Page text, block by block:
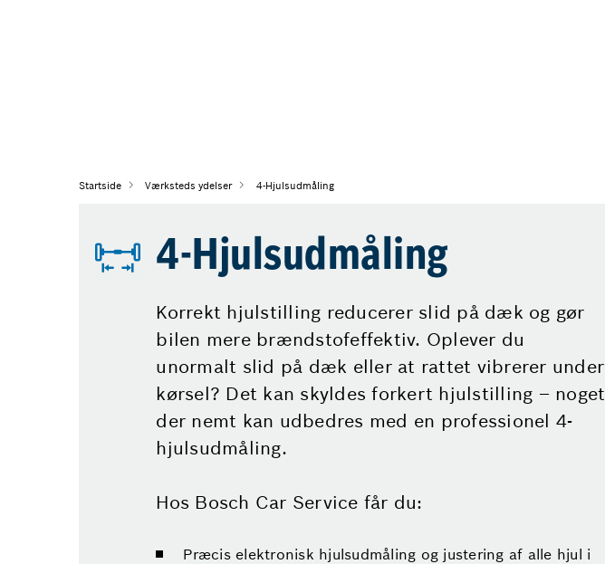
Startside Værksteds ydelser 4-Hjulsudmåling
4-Hjulsudmåling
Korrekt hjulstilling reducerer slid på dæk og gør
bilen mere brændstofeffektiv. Oplever du
unormalt slid på dæk eller at rattet vibrerer under
kørsel? Det kan skyldes forkert hjulstilling – noget
der nemt kan udbedres med en professionel 4-
hjulsudmåling.
Hos Bosch Car Service får du:
Præcis elektronisk hjulsudmåling og justering af alle hjul i